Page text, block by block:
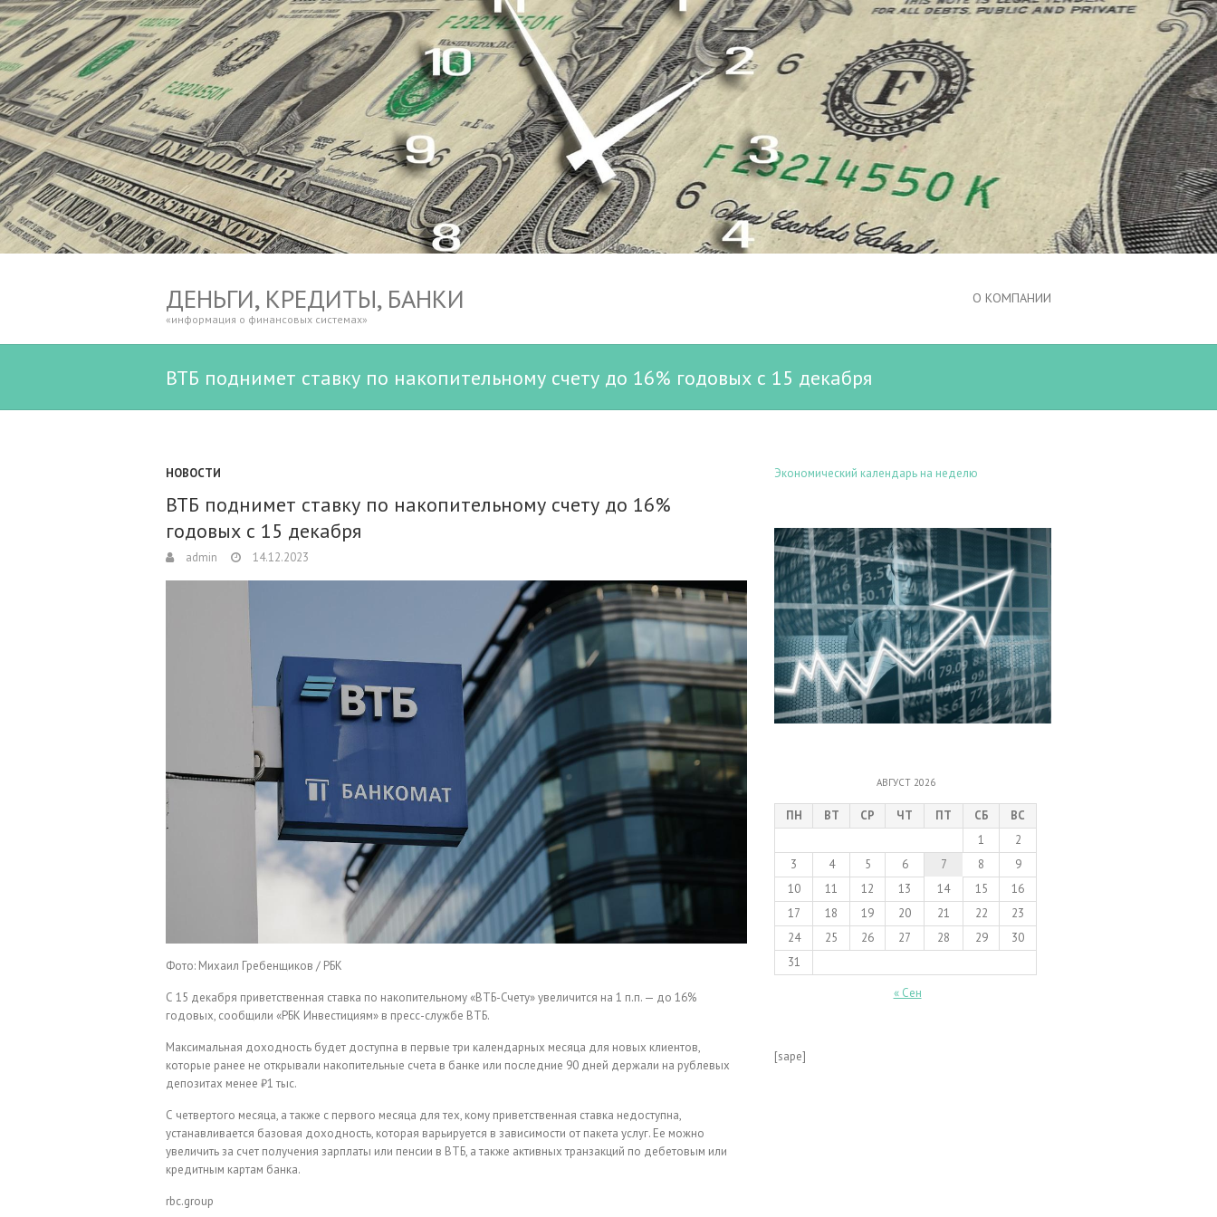
ДЕНЬГИ, КРЕДИТЫ, БАНКИ
«информация о финансовых системах»
О КОМПАНИИ
ВТБ поднимет ставку по накопительному счету до 16% годовых с 15 декабря
НОВОСТИ
ВТБ поднимет ставку по накопительному счету до 16%
годовых с 15 декабря
admin 14.12.2023
Фото: Михаил Гребенщиков / РБК
С 15 декабря приветственная ставка по накопительному «ВТБ-Счету» увеличится на 1 п.п. — до 16%
годовых, сообщили «РБК Инвестициям» в пресс-службе ВТБ.
Максимальная доходность будет доступна в первые три календарных месяца для новых клиентов,
которые ранее не открывали накопительные счета в банке или последние 90 дней держали на рублевых
депозитах менее ₽1 тыс.
С четвертого месяца, а также с первого месяца для тех, кому приветственная ставка недоступна,
устанавливается базовая доходность, которая варьируется в зависимости от пакета услуг. Ее можно
увеличить за счет получения зарплаты или пенсии в ВТБ, а также активных транзакций по дебетовым или
кредитным картам банка.
rbc.group
Экономический календарь на неделю
АВГУСТ 2026
ПН ВТ СР ЧТ ПТ СБ
ВС
1
2
3
4 5 6 7 8
9
10
11 12 13 14 15
16
17
18 19 20 21 22
23
24
25 26 27 28 29
30
31
« Сен
[sape]